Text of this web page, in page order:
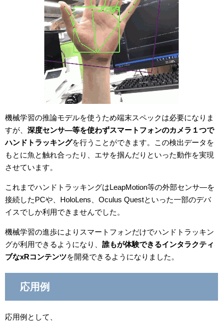
機械学習の推論モデルを使うため端末スペックは必要になりま
すが、 深度センサ―等を使わずスマートフォンのカメラ１つで
ハンドトラッキングを行うことができます。この検出データを
もとに魚と触れ合ったり、エサを掴んだりといった動作を実現
させています。
これまでハンドトラッキングはLeapMotion等の外部センサ―を
接続したPCや、HoloLens、Oculus Questといった一部のデバ
イスでしか利用できませんでした。
機械学習の進歩によりスマートフォンだけでハンドトラッキン
グが利用できるようになり、 誰もが体験できるインタラクティ
ブなxRコンテンツを開発できるようになりました。
応用例
応用例として、